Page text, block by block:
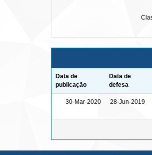
Data de
publicação
Data de
defesa
30-Mar-2020 28-Jun-2019